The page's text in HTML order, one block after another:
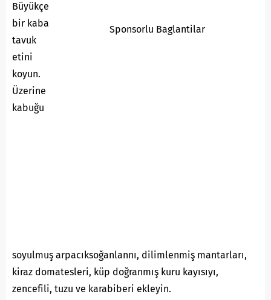
Sponsorlu Baglantilar
Büyükçe
bir kaba
tavuk
etini
koyun.
Üzerine
kabuğu
soyulmuş arpacıksoğanlannı, dilimlenmiş mantarları,
kiraz domatesleri, küp doğranmış kuru kayısıyı,
zencefili, tuzu ve karabiberi ekleyin.